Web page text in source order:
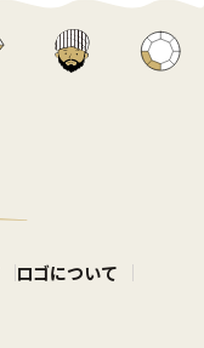
ロゴについて